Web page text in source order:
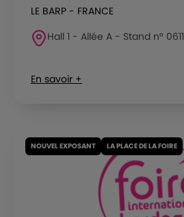
LE BARP - FRANCE
Hall 1 - Allée A - Stand n° 0611
En savoir +
NOUVEL EXPOSANT LA PLACE DE LA FOIRE